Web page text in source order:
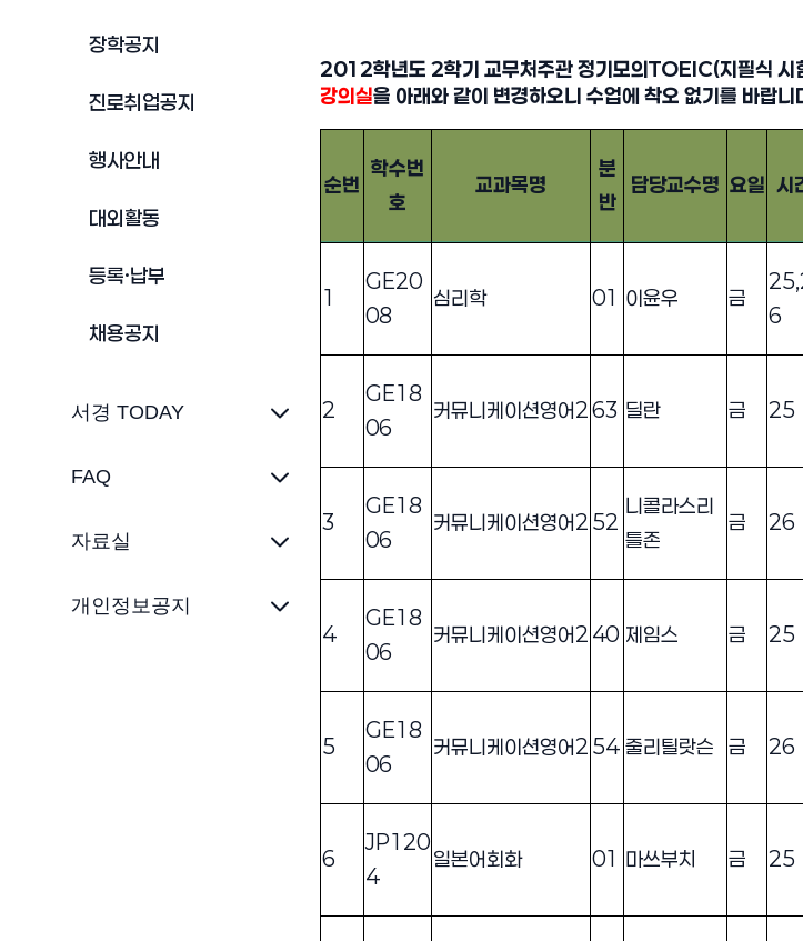
장학공지
진로취업공지
행사안내
대외활동
등록·납부
채용공지
서경 TODAY
FAQ
자료실
개인정보공지
2012학년도 2학기 교무처주관 정기모의TOEIC(지필식 시
강의실을 아래와 같이 변경하오니 수업에 착오 없기를 바랍니
순번
학수번
호
교과목명
분
반
담당교수명 요일 시
1
GE20
08
심리학 01 이윤우 금
6
2
GE18
06
커뮤니케이션영어263 딜란 금 25
3
GE18
06
커뮤니케이션영어2 52
니콜라스리
틀존
금 26
4
GE18
06
커뮤니케이션영어2 40 제임스 금 25
5
GE18
06
커뮤니케이션영어2 54 줄리틸랏슨 금 26
6
JP120
4
일본어회화 01 마쓰부치 금 25